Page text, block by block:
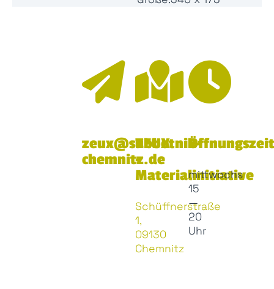
zeux@subbotnik-
chemnitz.de
ZEUX
-
Materialinitiative
Schüffnerstraße
1,
09130
Chemnitz
mittwochs
15
—
20
Uhr